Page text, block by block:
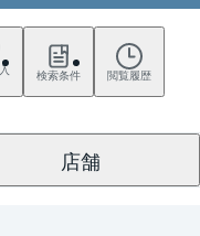
検索条件 閲覧履歴
店舗